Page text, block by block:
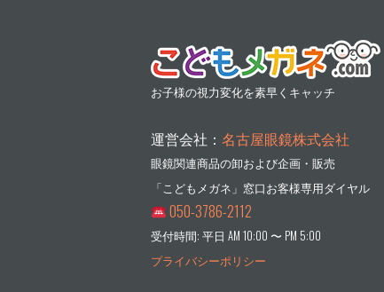
お子様の視力変化を素早くキャッチ
運営会社： 名古屋眼鏡株式会社
眼鏡関連商品の卸および企画・販売
「こどもメガネ」窓口お客様専用ダイヤル
050-3786-2112
受付時間: 平日 AM 10:00 〜 PM 5:00
プライバシーポリシー